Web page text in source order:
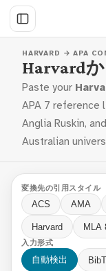
HARVARD → APA
Harvard
Paste your
APA 7 reference
Anglia Ruskin,
Australian
変換先の引用スタイル
ACS AMA
Harvard MLA
入力形式
自動検出